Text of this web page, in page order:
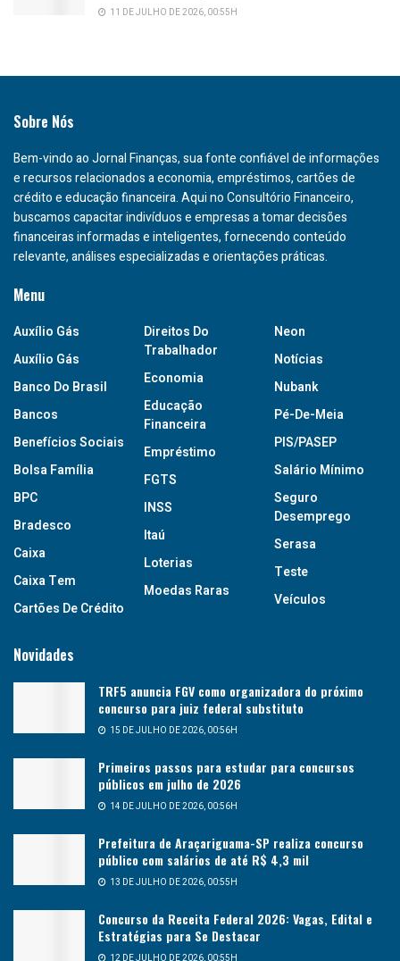
11 DE JULHO DE 2026, 00:55H
Sobre Nós
Bem-vindo ao Jornal Finanças, sua fonte confiável de informações
e recursos relacionados a economia, empréstimos, cartões de
crédito e educação financeira. Aqui no Consultório Financeiro,
buscamos capacitar indivíduos e empresas a tomar decisões
financeiras informadas e inteligentes, fornecendo conteúdo
relevante, análises especializadas e orientações práticas.
Menu
Auxílio Gás
Auxílio Gás
Banco Do Brasil
Bancos
Benefícios Sociais
Bolsa Família
BPC
Bradesco
Caixa
Caixa Tem
Cartões De Crédito
Direitos Do
Trabalhador
Economia
Educação
Financeira
Empréstimo
FGTS
INSS
Itaú
Loterias
Moedas Raras
Neon
Notícias
Nubank
Pé-De-Meia
PIS/PASEP
Salário Mínimo
Seguro
Desemprego
Serasa
Teste
Veículos
Novidades
TRF5 anuncia FGV como organizadora do próximo
concurso para juiz federal substituto
15 DE JULHO DE 2026, 00:56H
Primeiros passos para estudar para concursos
públicos em julho de 2026
14 DE JULHO DE 2026, 00:56H
Prefeitura de Araçariguama-SP realiza concurso
público com salários de até R$ 4,3 mil
13 DE JULHO DE 2026, 00:55H
Concurso da Receita Federal 2026: Vagas, Edital e
Estratégias para Se Destacar
12 DE JULHO DE 2026, 00:55H